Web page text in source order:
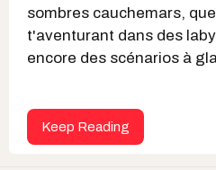
sombres cauchemars,
t'aventurant dans des
encore des scénarios à
Keep Reading